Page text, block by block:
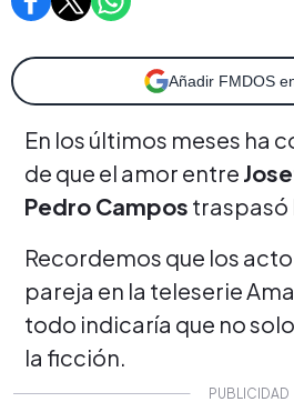
Añadir FMDOS
En los últimos meses ha
de que el amor entre
Pedro Campos traspasó
Recordemos que los
pareja en la teleserie
todo indicaría que no
la ficción.